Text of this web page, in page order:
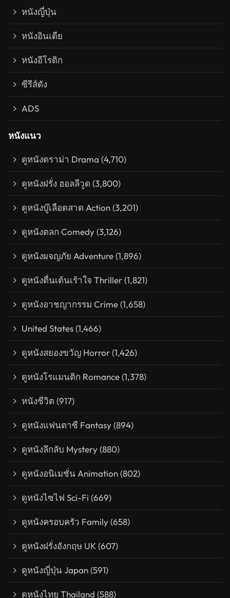
หนังญี่ปุ่น
หนังอินเดีย
หนังอีโรติก
ซีรีส์ดัง
ADS
หนังแนว
ดูหนังดราม่า Drama (4,710)
ดูหนังฝรั่ง ฮอลลีวูด (3,800)
ดูหนังบู๊เลือดสาด Action(3,201)
ดูหนังตลก Comedy(3,126)
ดูหนังผจญภัย Adventure(1,896)
ดูหนังตื่นเต้นเร้าใจ Thriller(1,821)
ดูหนังอาชญากรรม Crime(1,658)
United States(1,466)
ดูหนังสยองขวัญ Horror(1,426)
ดูหนังโรแมนติก Romance(1,378)
หนังชีวิต (917)
ดูหนังแฟนตาซี Fantasy(894)
ดูหนังลึกลับ Mystery(880)
ดูหนังอนิเมชั่น Animation(802)
ดูหนังไซไฟ Sci-Fi (669)
ดูหนังครอบครัว Family(658)
ดูหนังฝรั่งอังกฤษ UK(607)
ดูหนังญี่ปุ่น Japan(591)
ดูหนังไทย Thailand (588)